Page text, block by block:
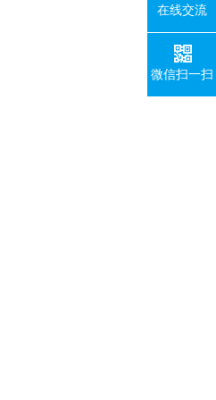
在线交流
微信扫一扫